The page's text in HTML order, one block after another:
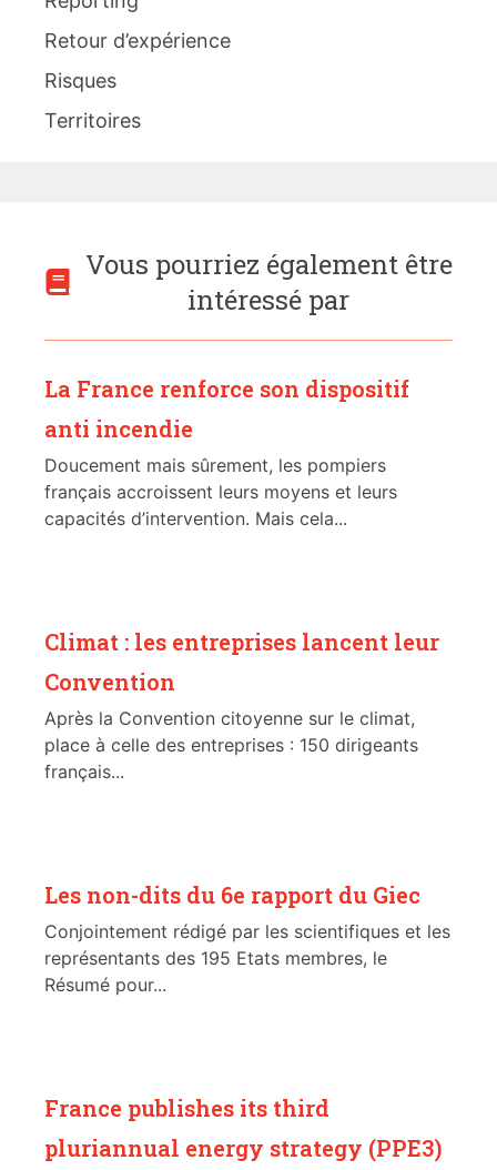
Retour d’expérience
Risques
Territoires
Vous pourriez également être
intéressé par
La France renforce son dispositif
anti incendie
Doucement mais sûrement, les pompiers
français accroissent leurs moyens et leurs
capacités d’intervention. Mais cela...
Climat : les entreprises lancent leur
Convention
Après la Convention citoyenne sur le climat,
place à celle des entreprises : 150 dirigeants
français...
Les non-dits du 6e rapport du Giec
Conjointement rédigé par les scientifiques et les
représentants des 195 Etats membres, le
Résumé pour...
France publishes its third
pluriannual energy strategy (PPE3)